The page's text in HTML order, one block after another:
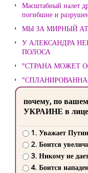
Масштабный налет
погибшие и
МЫ ЗА МИРНЫЙ
У АЛЕКСАНДРА
ПОЛОСА
"СТРАНА МОЖЕТ
почему, по
УКРАИНЕ в
1. Уважает
2. Боится
3. Никому не
4. Боится